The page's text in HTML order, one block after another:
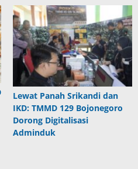
Lewat Panah Srikandi dan
IKD: TMMD 129 Bojonegoro
Dorong Digitalisasi
Adminduk